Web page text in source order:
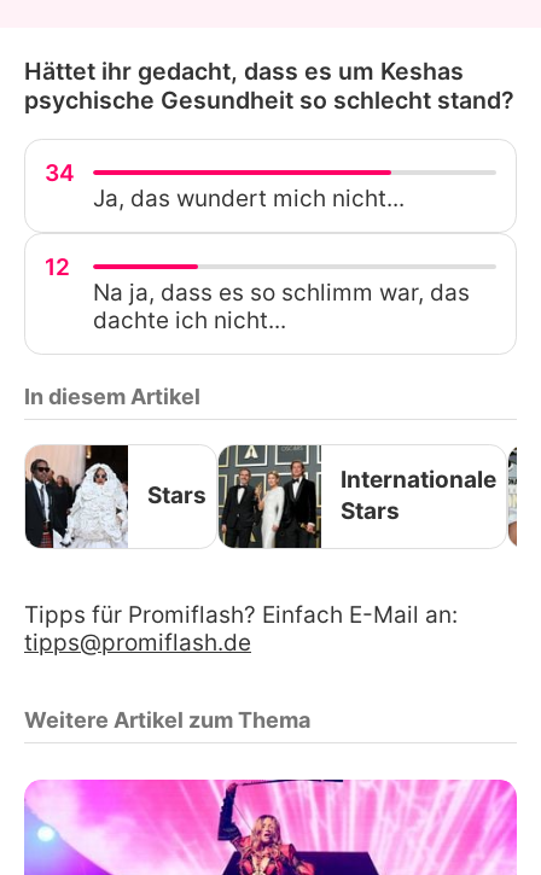
Hättet ihr gedacht, dass es um Keshas
psychische Gesundheit so schlecht stand?
34
Ja, das wundert mich nicht...
12
Na ja, dass es so schlimm war, das
dachte ich nicht...
In diesem Artikel
Stars
Internationale
Stars
Tipps für Promiflash? Einfach E-Mail an:
tipps@promiflash.de
Weitere Artikel zum Thema